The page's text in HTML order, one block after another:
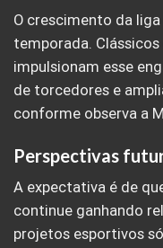
O crescimento da
temporada.
impulsionam esse
de torcedores e
conforme observa a
Perspectivas
A expectativa é de
continue ganhando
projetos esportivos